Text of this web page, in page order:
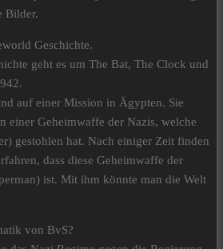
Bilder.
Geschichte.
geht es um The Bat, The Clock und
auf einer Mission in Ägypten. Sie
einer Geheimwaffe der Nazis, welche
gestohlen hat. Nach einiger Zeit finden
dass diese Geheimwaffe der
ist. Mit ihm könnte man die Welt
von BvS?